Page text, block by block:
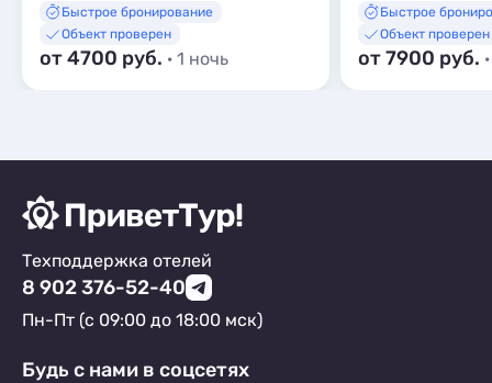
Быстрое бронирование
Объект проверен
от 4700 руб. · 1 ночь
Быстрое
Объект проверен
от 7900 руб.
Техподдержка отелей
8 902 376-52-40
Пн-Пт (с 09:00 до 18:00 мск)
Будь с нами в соцсетях